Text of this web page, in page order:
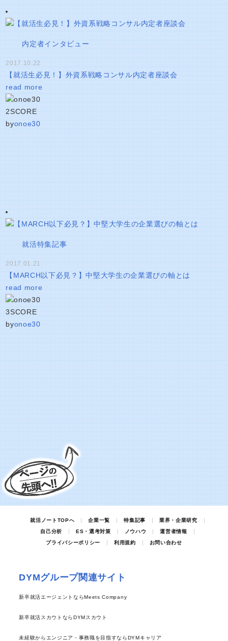
内定者インタビュー
2017.10.22
【就活生必見！】外資系戦略コンサル内定者座談会
read more
2SCORE
byonoe30
就活特集記事
2017.01.21
【MARCH以下必見？】中堅大学生の企業選びの軸とは
read more
3SCORE
byonoe30
就活ノートTOPへ 企業一覧 特集記事
業界・企業研究
自己分析
ES・選考対策 ノウハウ
運営者情報
プライバシーポリシー
利用規約 お問い合わせ
DYMグループ関連サイト
新卒就活エージェントならMeets Company
新卒就活スカウトならDYMスカウト
未経験からエンジニア・事務職を目指すならDYMキャリア